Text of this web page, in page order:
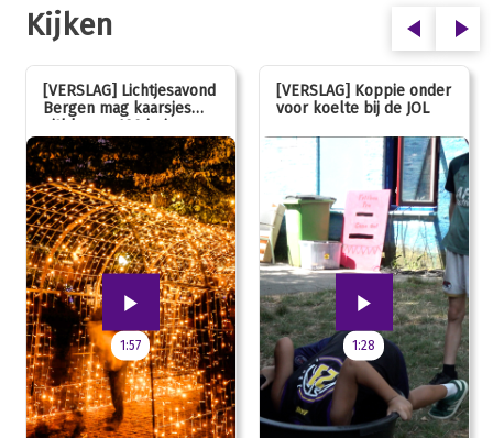
Kijken
[VERSLAG] Lichtjesavond
Bergen mag kaarsjes
uitblazen: 100 jarig
jubileum!
1:57
[VERSLAG] Koppie onder
voor koelte bij de JOL
1:28